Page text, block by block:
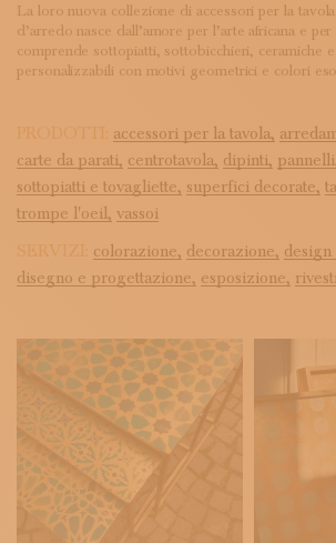
La loro nuova collezione di accessori per la
d’arredo nasce dall’amore per l’arte africana e
comprende sottopiatti, sottobicchieri, ceramiche
personalizzabili con motivi geometrici e colori
PRODOTTI: accessori per la tavola,
carte da parati, centrotavola, dipinti,
sottopiatti e tovagliette, superfici decorate,
trompe l'oeil, vassoi
SERVIZI: colorazione, decorazione,
disegno e progettazione, esposizione,